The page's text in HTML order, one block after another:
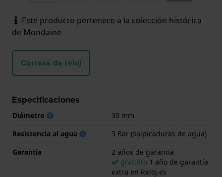
Este producto pertenece a la colección histórica
de Mondaine
Correas de reloj
Especificaciones
Diámetro
30 mm
Resistencia al agua
3 Bar (salpicaduras de agua)
Garantía
2 años de garantía
gratuito 1 año de garantía
extra en Reloj.es